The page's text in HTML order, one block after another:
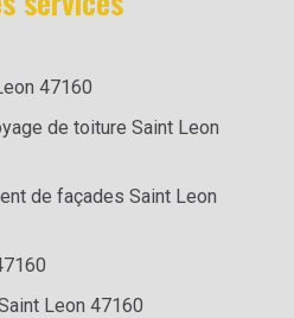
47160
de toiture Saint Leon
de façades Saint Leon
Leon 47160